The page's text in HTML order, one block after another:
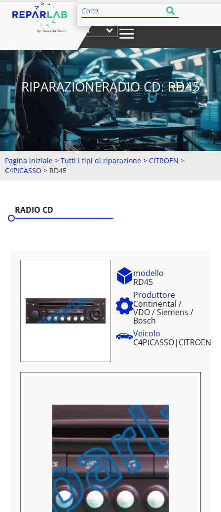
IT
RIPARAZIONERADIO CD: RD45
Pagina iniziale > Tutti i tipi di riparazione > CITROEN >
C4PICASSO > RD45
RADIO CD
modello
RD45
Produttore
Continental /
VDO / Siemens /
Bosch
Veicolo
C4PICASSO| CITROEN